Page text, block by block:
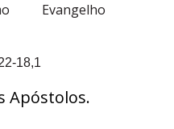
Evangelho
18,1
Apóstolos.